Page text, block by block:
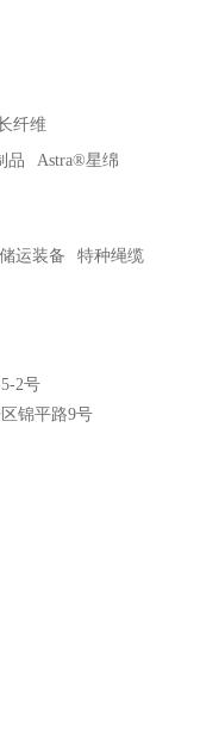
纤维
品 Astra®星绵
储运装备
特种绳缆
2号
锦平路9号